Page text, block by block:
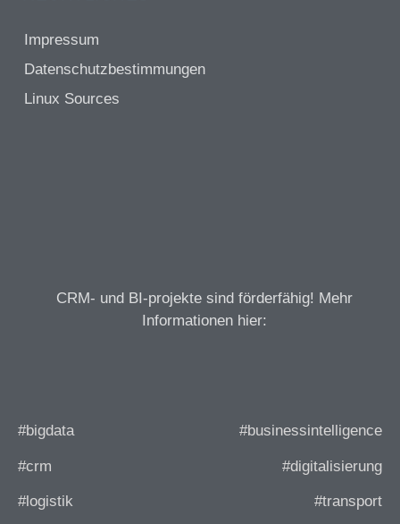
Impressum
Datenschutzbestimmungen
Linux Sources
CRM- und BI-projekte sind förderfähig! Mehr
Informationen hier:
#bigdata #businessintelligence
#crm #digitalisierung
#logistik #transport